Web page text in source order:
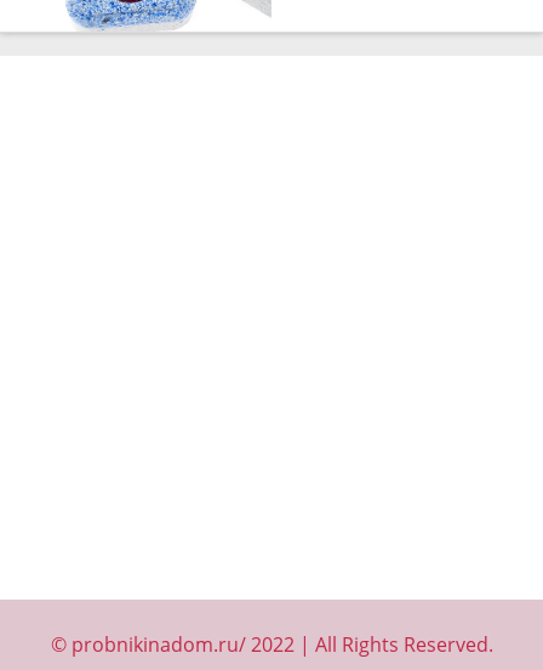
© probnikinadom.ru/ 2022 | All Rights Reserved.